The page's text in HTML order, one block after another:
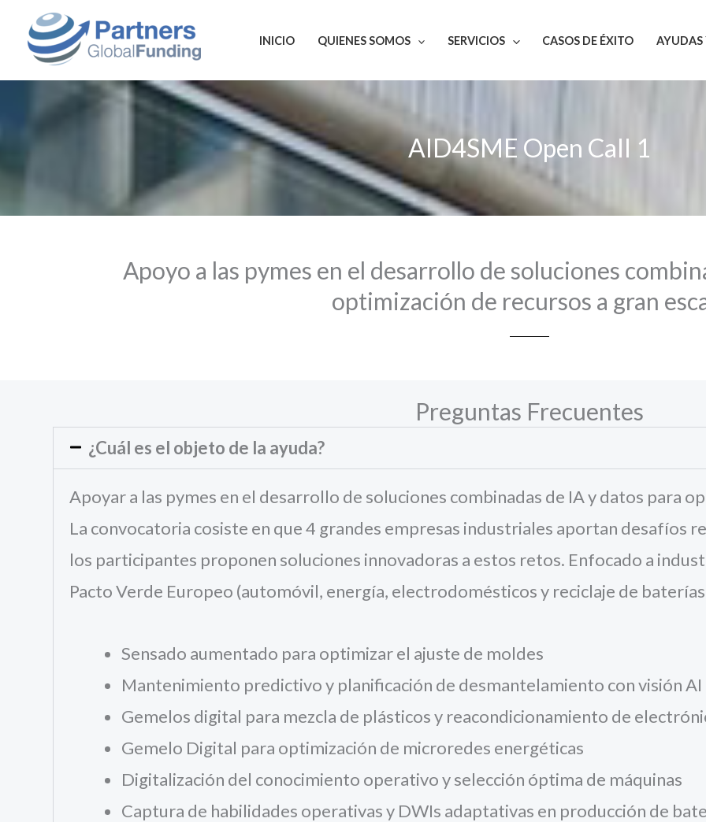
contenido
INICIO QUIENES SOMOS SERVICIOS CASOS DE ÉXITO AYUDAS
AID4SME Open Call 1
Apoyo a las pymes en el desarrollo de soluciones
optimización de recursos a gran
Preguntas Frecuentes
¿Cuál es el objeto de la ayuda?
Apoyar a las pymes en el desarrollo de soluciones combinadas de IA y datos para
La convocatoria cosiste en que 4 grandes empresas industriales aportan desafíos
los participantes proponen soluciones innovadoras a estos retos. Enfocado a
Pacto Verde Europeo (automóvil, energía, electrodomésticos y reciclaje de
Sensado aumentado para optimizar el ajuste de moldes
Mantenimiento predictivo y planificación de desmantelamiento con visión AI
Gemelos digital para mezcla de plásticos y reacondicionamiento de
Gemelo Digital para optimización de microredes energéticas
Digitalización del conocimiento operativo y selección óptima de máquinas
Captura de habilidades operativas y DWIs adaptativas en producción de